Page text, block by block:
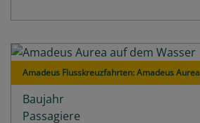
Amadeus Flusskreuzfahrten: Amadeus Aurea
Baujahr
Passagiere